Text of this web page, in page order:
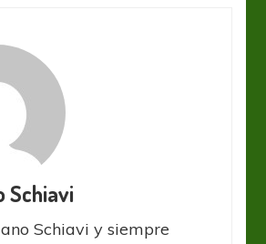
Schiavi
Schiavi y siempre